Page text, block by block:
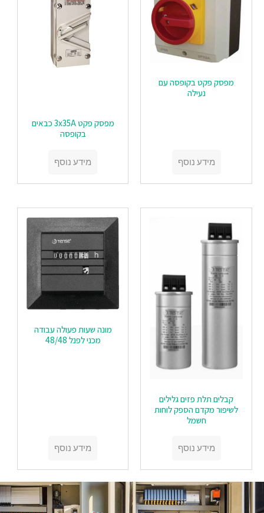
מפסק פקט בקופסה עם
נעילה
מידע נוסף
מפסק פקט 3x35A כבאים
בקופסה
מידע נוסף
קבלים תלת פזים גלילים
לשיפור מקדם הספק לוחות
חשמל
מידע נוסף
מונה שעות פעולה עבודה
מכני לפנל 48/48
מידע נוסף